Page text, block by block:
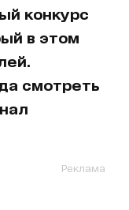
конкурс
в этом
смотреть
Реклама